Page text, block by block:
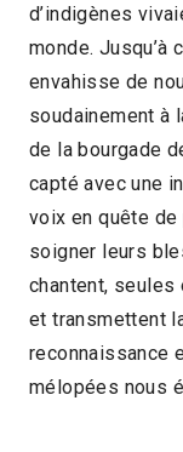
d’indigènes
monde. Jusqu’à
envahisse de
soudainement à
de la bourgade
capté avec une
voix en quête
soigner leurs
chantent,
et transmettent
reconnaissance
mélopées nous